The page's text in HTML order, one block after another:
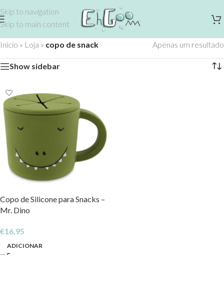
Skip to navigation
Skip to main content
Início » Loja » copo de snack Apenas um resultado
Show sidebar
Copo de Silicone para Snacks –
Mr. Dino
€16,95
ADICIONAR